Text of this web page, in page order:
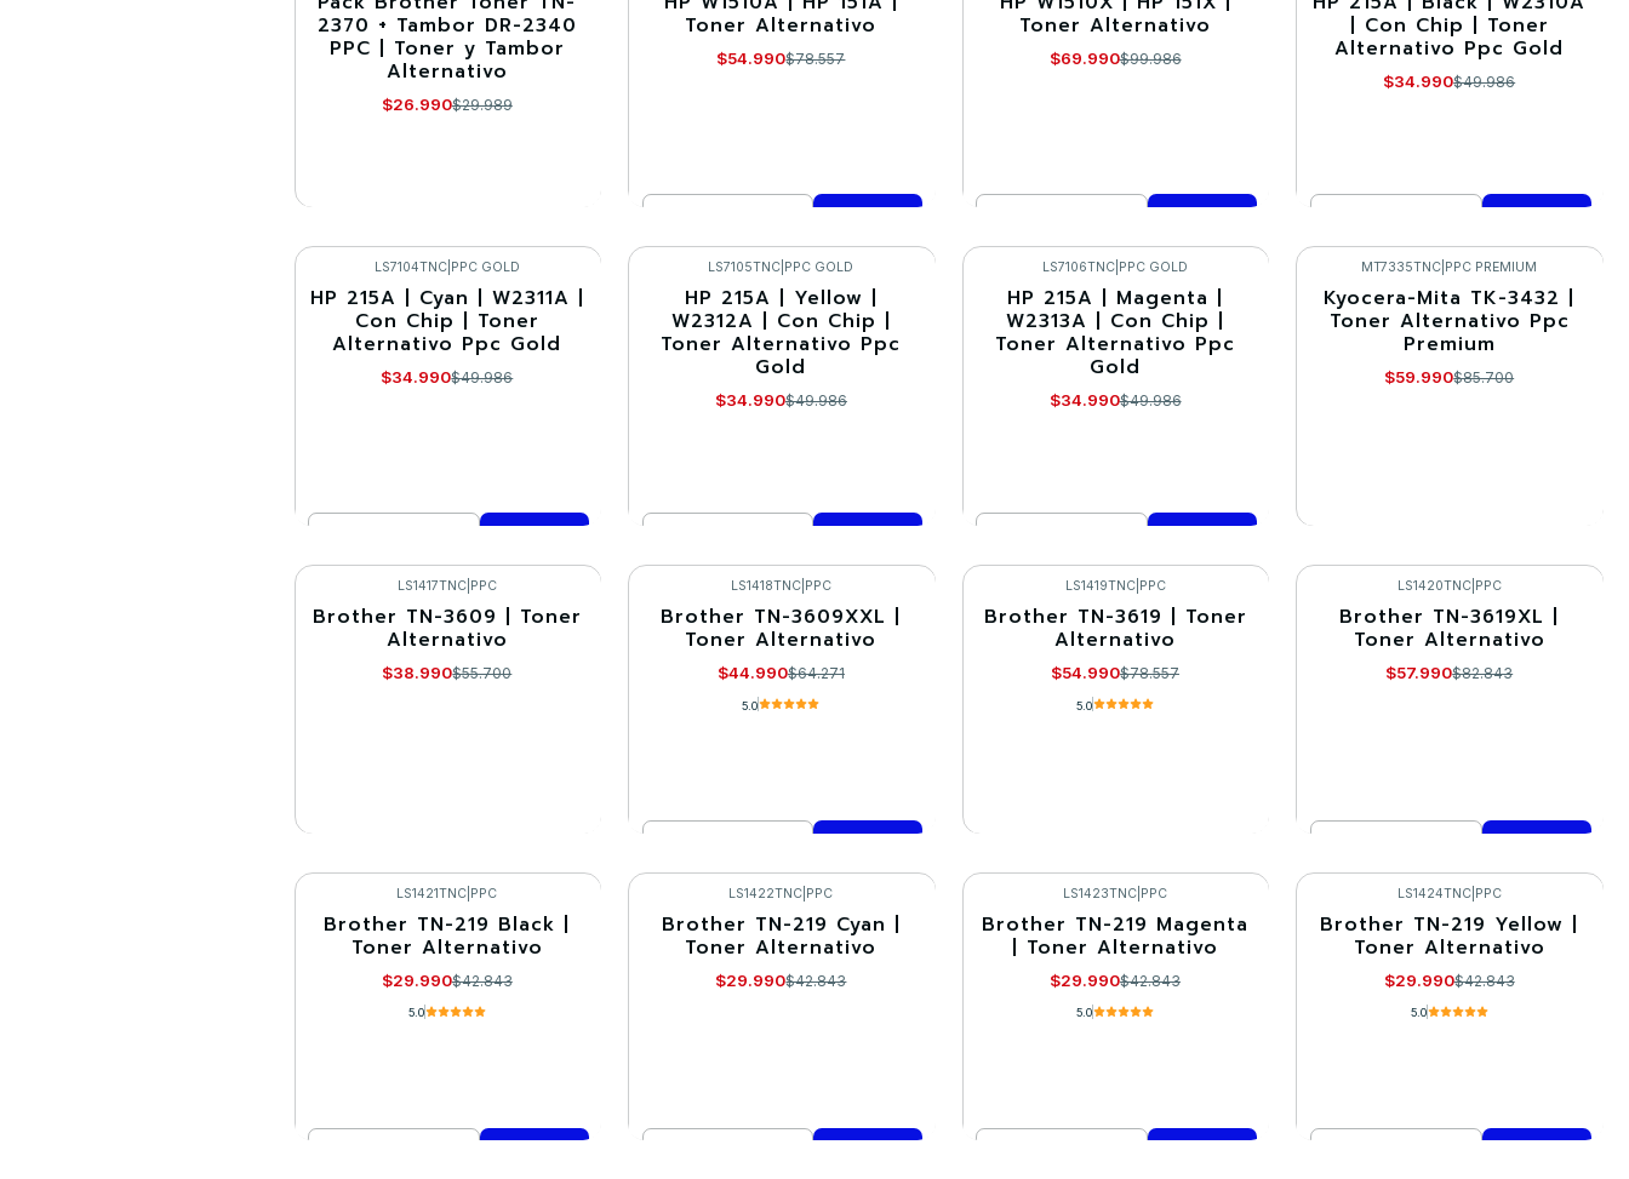
Agotado
2370 + Tambor DR-2340
PPC | Toner y Tambor
Alternativo
$26.990$29.989
VER DETALLES
Toner Alternativo
$54.990$78.557
Comprar ahora
Toner Alternativo
$69.990$99.986
Comprar ahora
| Con Chip | Toner
Alternativo Ppc Gold
$34.990$49.986
Comprar ahora
-30%
LS7104TNC| PPC GOLD
HP 215A | Cyan | W2311A |
Con Chip | Toner
Alternativo Ppc Gold
$34.990$49.986
Comprar ahora
-30%
LS7105TNC PPC GOLD
HP 215A | Yellow |
W2312A | Con Chip |
Toner Alternativo Ppc
Gold
$34.990$49.986
Comprar ahora
-30%
LS7106TNC PPC GOLD
HP 215A | Magenta |
W2313A | Con Chip |
Toner Alternativo Ppc
Gold
$34.990$49.986
Comprar ahora
-30%
MT7335TNC PPC PREMIUM
Kyocera-Mita TK-3432 |
Toner Alternativo Ppc
Premium
$59.990$85.700
VER DETALLES
-30%
LS1417TNC| PPC
Brother TN-3609 | Toner
Alternativo
$38.990$55.700
VER DETALLES
-30%
LS1418TNC| PPC
Brother TN-3609XXL |
Toner Alternativo
$44.990$64.271
5.0
Comprar ahora
-30%
LS1419TNC| PPC
Brother TN-3619 | Toner
Alternativo
$54.990$78.557
5.0
VER DETALLES
-30%
LS1420TNC| PPC
Brother TN-3619XL |
Toner Alternativo
$57.990$82.843
Comprar ahora
-30%
LS1421TNC PPC
Brother TN-219 Black |
Toner Alternativo
$29.990$42.843
5.0
-30%
LS1422TNC PPC
Brother TN-219 Cyan |
Toner Alternativo
$29.990$42.843
-30%
LS1423TNC PPC
Brother TN-219 Magenta
| Toner Alternativo
$29.990$42.843
5.0
-30%
LS1424TNC| PPC
Brother TN-219 Yellow |
Toner Alternativo
$29.990$42.843
5.0